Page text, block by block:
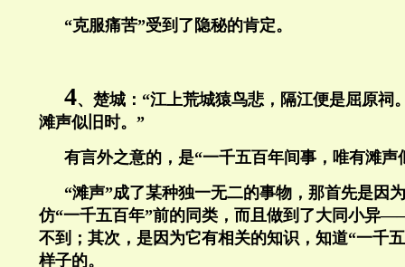
“克服痛苦”受到了隐秘的肯定。
4、楚城：“江上荒城猿鸟悲，隔江便是屈原祠
滩声似旧时。”
有言外之意的，是“一千五百年间事，唯有滩声
“滩声”成了某种独一无二的事物，那首先是因
仿“一千五百年”前的同类，而且做到了大同小异
不到；其次，是因为它有相关的知识，知道“一千
样子的。